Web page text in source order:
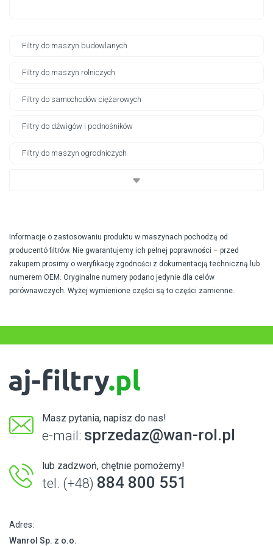
Filtry do maszyn budowlanych
Filtry do maszyn rolniczych
Filtry do samochodów ciężarowych
Filtry do dźwigów i podnośników
Filtry do maszyn ogrodniczych
Informacje o zastosowaniu produktu w maszynach pochodzą od
producentó filtrów. Nie gwarantujemy ich pełnej poprawności – przed
zakupem prosimy o weryfikację zgodności z dokumentacją techniczną lub
numerem OEM. Oryginalne numery podano jedynie dla celów
porównawczych. Wyżej wymienione części są to części zamienne.
Masz pytania, napisz do nas!
e-mail: sprzedaz@wan-rol.pl
lub zadzwoń, chętnie pomożemy!
tel. (+48) 884 800 551
Adres:
Wanrol Sp. z o.o.